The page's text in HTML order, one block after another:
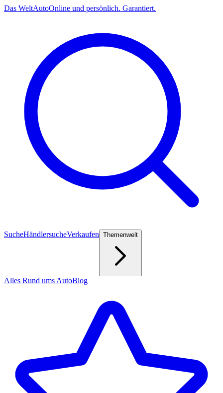
Das WeltAutoOnline und persönlich. Garantiert.
SucheHändlersucheVerkaufen Themenwelt
Alles Rund ums AutoBlog